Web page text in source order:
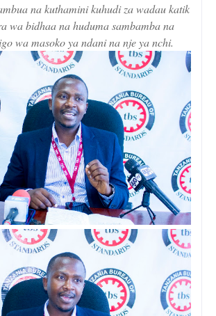
na kuthamini kuhudi za wadau katik
wa bidhaa na huduma sambamba na
wa masoko ya ndani na nje ya nchi.